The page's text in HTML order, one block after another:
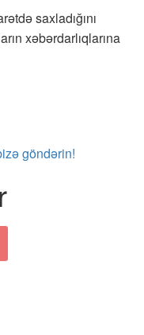
saxladığını
xəbərdarlıqlarına
göndərin!